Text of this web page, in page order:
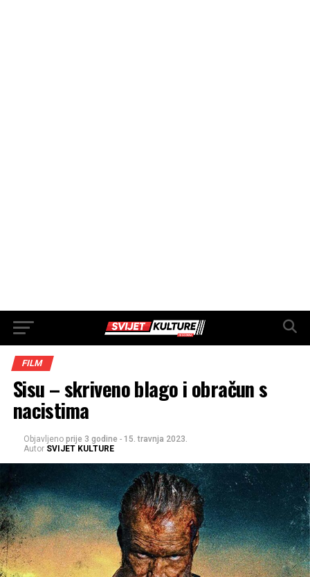
FILM
Sisu – skriveno blago i obračun s
nacistima
Objavljeno prije 3 godine - 15. travnja 2023.
Autor SVIJET KULTURE